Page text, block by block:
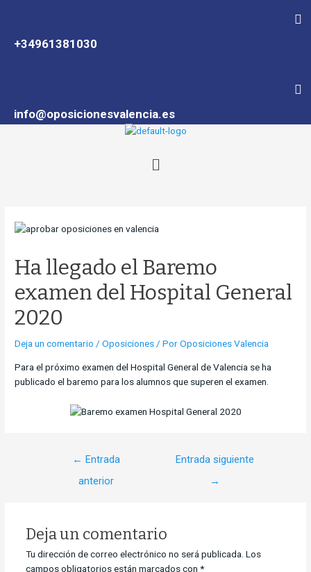
+34961381030
info@oposicionesvalencia.es
Menú
Ha llegado el Baremo
examen del Hospital General
2020
Deja un comentario /Oposiciones / PorOposiciones Valencia
Para el próximo examen del Hospital General de Valencia se ha
publicado el baremo para los alumnos que superen el examen.
entradas
← Entrada
anterior
Entrada siguiente
→
Deja un comentario
Tu dirección de correo electrónico no será publicada. Los
campos obligatorios están marcados con *